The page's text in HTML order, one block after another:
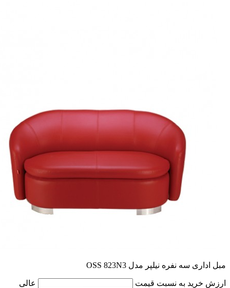
مبل اداری سه نفره نیلپر مدل OSS 823N3
ارزش خرید به نسبت قیمت
عالی